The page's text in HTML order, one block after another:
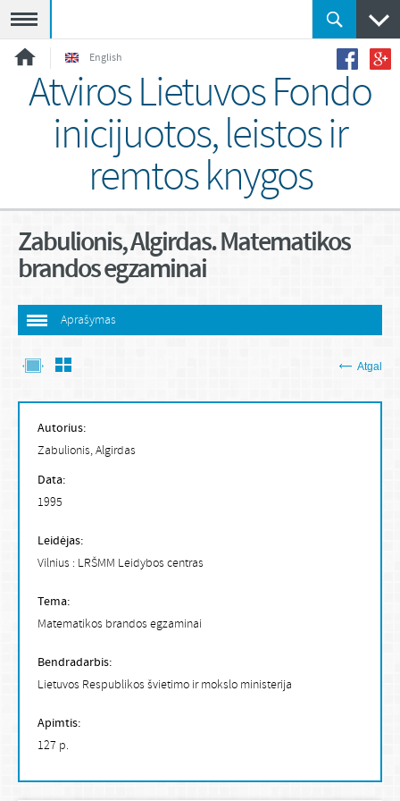
English
Atviros Lietuvos Fondo
inicijuotos, leistos ir
remtos knygos
Zabulionis, Algirdas. Matematikos
brandos egzaminai
Aprašymas
Atgal
Autorius:
Zabulionis, Algirdas
Data:
1995
Leidėjas:
Vilnius : LRŠMM Leidybos centras
Tema:
Matematikos brandos egzaminai
Bendradarbis:
Lietuvos Respublikos švietimo ir mokslo ministerija
Apimtis:
127 p.